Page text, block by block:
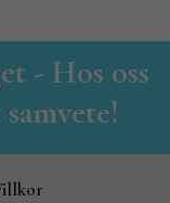
- Hos oss